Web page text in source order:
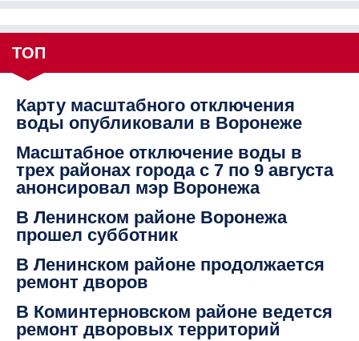
ТОП
Карту масштабного отключения
воды опубликовали в Воронеже
Масштабное отключение воды в
трех районах города с 7 по 9 августа
анонсировал мэр Воронежа
В Ленинском районе Воронежа
прошел субботник
В Ленинском районе продолжается
ремонт дворов
В Коминтерновском районе ведется
ремонт дворовых территорий